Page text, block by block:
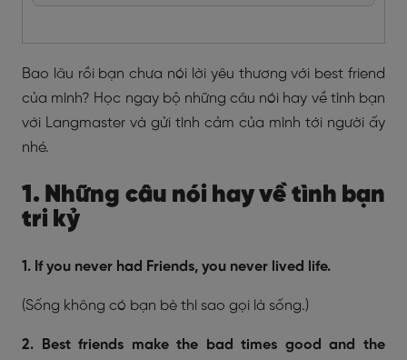
Bao lâu rồi bạn chưa nói lời yêu thương với best friend
của mình? Học ngay bộ những câu nói hay về tình bạn
với Langmaster và gửi tình cảm của mình tới người ấy
nhé.
1. Những câu nói hay về tình bạn
tri kỷ
1. If you never had Friends, you never lived life.
(Sống không có bạn bè thì sao gọi là sống.)
2. Best friends make the bad times good and the